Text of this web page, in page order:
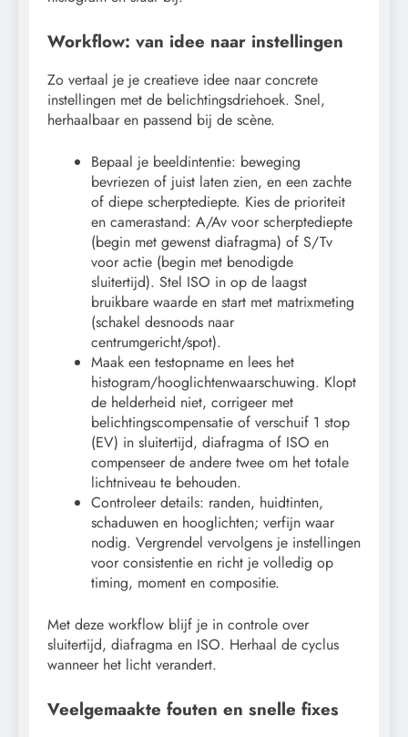
Workflow: van idee naar instellingen
Zo vertaal je je creatieve idee naar concrete
instellingen met de belichtingsdriehoek. Snel,
herhaalbaar en passend bij de scène.
Bepaal je beeldintentie: beweging
bevriezen of juist laten zien, en een zachte
of diepe scherptediepte. Kies de prioriteit
en camerastand: A/Av voor scherptediepte
(begin met gewenst diafragma) of S/Tv
voor actie (begin met benodigde
sluitertijd). Stel ISO in op de laagst
bruikbare waarde en start met matrixmeting
(schakel desnoods naar
centrumgericht/spot).
Maak een testopname en lees het
histogram/hooglichtenwaarschuwing. Klopt
de helderheid niet, corrigeer met
belichtingscompensatie of verschuif 1 stop
(EV) in sluitertijd, diafragma of ISO en
compenseer de andere twee om het totale
lichtniveau te behouden.
Controleer details: randen, huidtinten,
schaduwen en hooglichten; verfijn waar
nodig. Vergrendel vervolgens je instellingen
voor consistentie en richt je volledig op
timing, moment en compositie.
Met deze workflow blijf je in controle over
sluitertijd, diafragma en ISO. Herhaal de cyclus
wanneer het licht verandert.
Veelgemaakte fouten en snelle fixes